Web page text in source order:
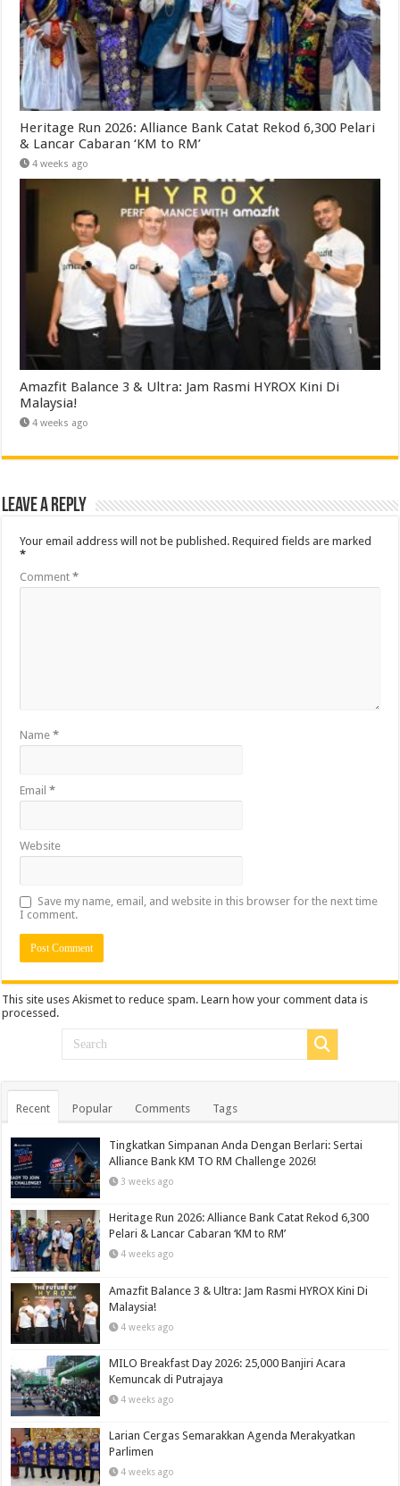
Heritage Run 2026: Alliance Bank Catat Rekod 6,300 Pelari
& Lancar Cabaran ‘KM to RM’
4 weeks ago
Amazfit Balance 3 & Ultra: Jam Rasmi HYROX Kini Di
Malaysia!
4 weeks ago
Leave a Reply
Your email address will not be published. Required fields are marked
*
Comment*
Name*
Email*
Website
Save my name, email, and website in this browser for the next time
I comment.
This site uses Akismet to reduce spam.Learn how your comment data is
processed.
Recent Popular Comments Tags
Tingkatkan Simpanan Anda Dengan Berlari: Sertai
Alliance Bank KM TO RM Challenge 2026!
3 weeks ago
Heritage Run 2026: Alliance Bank Catat Rekod 6,300
Pelari & Lancar Cabaran ‘KM to RM’
4 weeks ago
Amazfit Balance 3 & Ultra: Jam Rasmi HYROX Kini Di
Malaysia!
4 weeks ago
MILO Breakfast Day 2026: 25,000 Banjiri Acara
Kemuncak di Putrajaya
4 weeks ago
Larian Cergas Semarakkan Agenda Merakyatkan
Parlimen
4 weeks ago